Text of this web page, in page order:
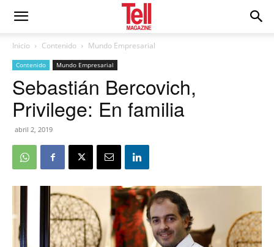
Inicio Contenido Mundo Empresarial
Contenido Mundo Empresarial
Sebastián Bercovich,
Privilege: En familia
abril 2, 2019